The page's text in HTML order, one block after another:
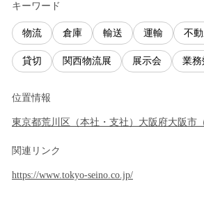
キーワード
物流 倉庫 輸送 運輸 不
貸切 関西物流展 展示会 業務
位置情報
東京都荒川区 （本社・支社 ） 大阪府大阪市
関連リンク
https://www.tokyo-seino.co.jp/